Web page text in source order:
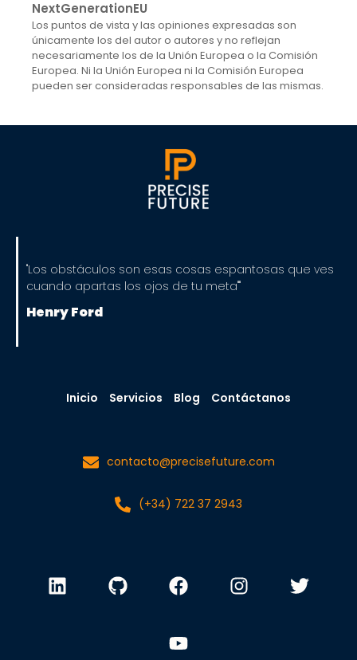
NextGenerationEU
Los puntos de vista y las opiniones expresadas son
únicamente los del autor o autores y no reflejan
necesariamente los de la Unión Europea o la Comisión
Europea. Ni la Unión Europea ni la Comisión Europea
pueden ser consideradas responsables de las mismas.
"Los obstáculos son esas cosas espantosas que ves
cuando apartas los ojos de tu meta""
Henry Ford
Inicio Servicios Blog Contáctanos
contacto@precisefuture.com
(+34) 722 37 2943